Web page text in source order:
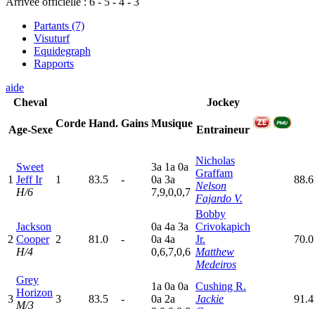
Partants (7)
Visuturf
Equidegraph
Rapports
aide
Cheval
Age-Sexe
Corde Hand. Gains Musique
Jockey
Entraineur
1
Sweet
Jeff Ir
H/6
1 83.5 -
3a 1a 0a
0a 3a
7,9,0,0,7
Nicholas
Graffam
Nelson
Fajardo V.
2
Jackson
Cooper
H/4
2 81.0 -
0a 4a 3a
0a 4a
0,6,7,0,6
Bobby
Crivokapich
Jr.
Matthew
Medeiros
70.0
3
Grey
Horizon
M/3
3 83.5 -
1a 0a 0a
0a 2a
Cushing R.
Jackie